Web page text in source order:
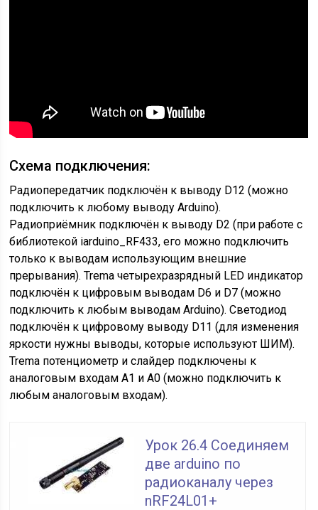
Схема подключения:
Радиопередатчик подключён к выводу D12 (можно
подключить к любому выводу Arduino).
Радиоприёмник подключён к выводу D2 (при работе с
библиотекой iarduino_RF433, его можно подключить
только к выводам использующим внешние
прерывания). Trema четырехразрядный LED индикатор
подключён к цифровым выводам D6 и D7 (можно
подключить к любым выводам Arduino). Светодиод
подключён к цифровому выводу D11 (для изменения
яркости нужны выводы, которые используют ШИМ).
Trema потенциометр и слайдер подключены к
аналоговым входам A1 и A0 (можно подключить к
любым аналоговым входам).
Урок 26.4 Соединяем
две arduino по
радиоканалу через
nRF24L01+